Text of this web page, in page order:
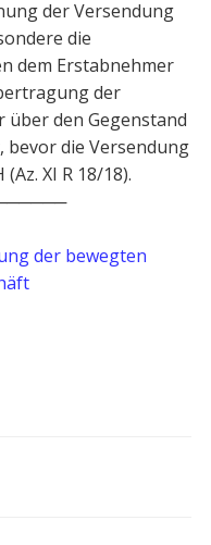
der Versendung
die
dem Erstabnehmer
der
über den Gegenstand
die Versendung
XI R 18/18).
der bewegten